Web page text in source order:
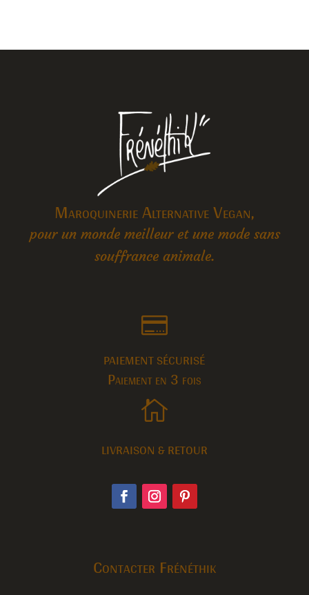
Maroquinerie Alternative Vegan,
pour un monde meilleur et une mode sans
souffrance animale.

PAIEMENT SÉCURISÉ
Paiement en 3 fois

LIVRAISON & RETOUR
Contacter Frénéthik